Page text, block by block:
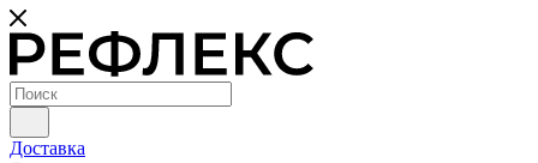
Доставка